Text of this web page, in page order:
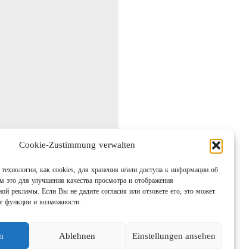
Cookie-Zustimmung verwalten
как cookies, для хранения и/или доступа к информации об
это для улучшения качества просмотра и отображения
рекламы. Если Вы не дадите согласия или отзовете его, это может
функции и возможности.
Ablehnen Einstellungen ansehen